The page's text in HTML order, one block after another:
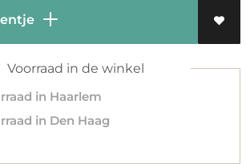
Voorraad in de winkel
in Haarlem
in Den Haag